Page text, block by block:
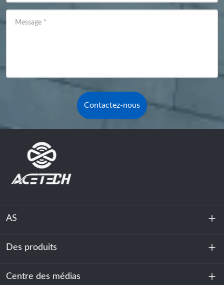
Message *
Contactez-nous
AS
À propos de nous
Durabilité
Des produits
Stockage d'énergie
Centre des médias